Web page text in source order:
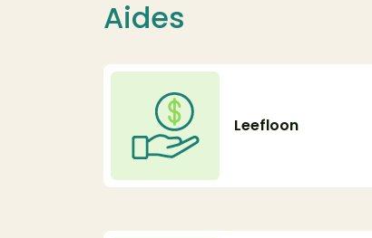
Aides
Leefloon